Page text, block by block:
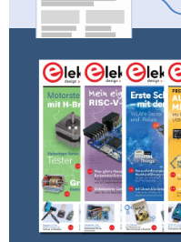
Professeur De
Rik W. De Doncker
SM'99 F'01) a obtenu
1981 son diplôme
d'ingénieur en
électricité-mécanique
en 1986 son doctorat
génie électrique de la
KULeuven, Belgique.